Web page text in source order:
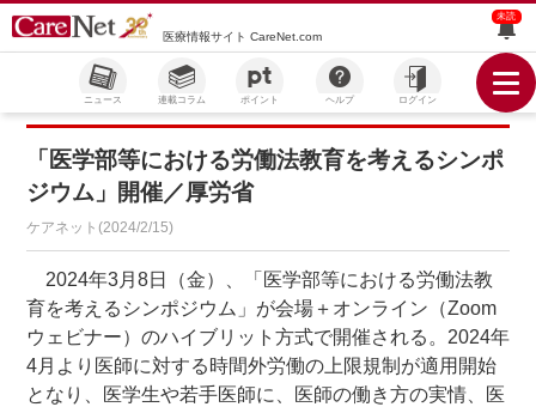
医療情報サイト CareNet.com
未読
ニュース 連載コラム ポイント ヘルプ ログイン
「医学部等における労働法教育を考えるシンポ
ジウム」開催／厚労省
ケアネット(2024/2/15)
2024年3月8日（金）、「医学部等における労働法教
育を考えるシンポジウム」が会場＋オンライン（Zoom
ウェビナー）のハイブリット方式で開催される。2024年
4月より医師に対する時間外労働の上限規制が適用開始
となり、医学生や若手医師に、医師の働き方の実情、医